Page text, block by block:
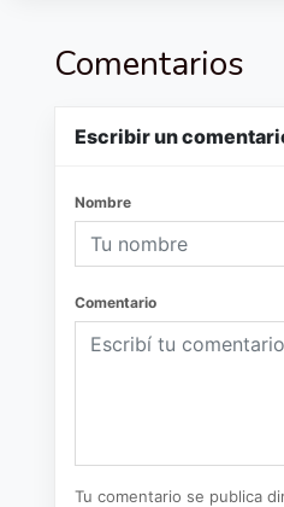
Comentarios
Escribir un
Nombre
Comentario
Tu comentario se publica